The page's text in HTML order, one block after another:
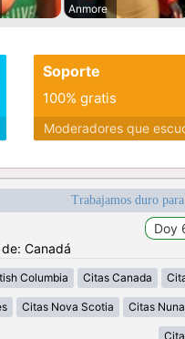
Anmore
Soporte
100% gratis
Moderadores que
Trabajamos duro
Canadá
Columbia Citas Canada
Citas Nova Scotia Citas